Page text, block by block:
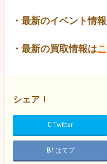
・最新のイベント情
・最新の買取情報は
シェア！
Twitter
はてブ